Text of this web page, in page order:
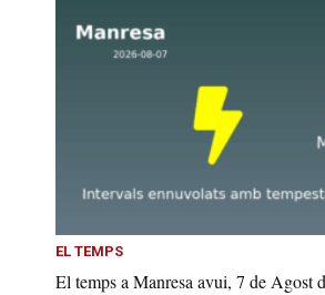
EL TEMPS
El temps a Manresa avui, 7 de Agost